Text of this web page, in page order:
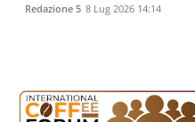
Redazione 5 8 Lug 2026 14:14